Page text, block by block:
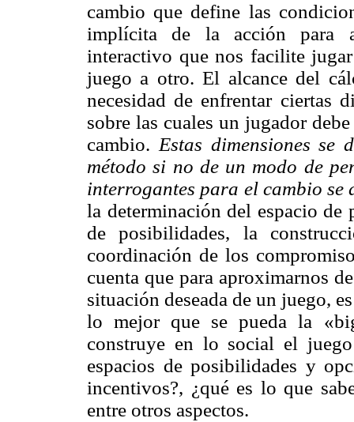
cambio que define las
implícita de la acción para
interactivo que nos facilite
juego a otro. El alcance del
necesidad de enfrentar ciertas
sobre las cuales un jugador
cambio. Estas dimensiones se
método si no de un modo de
interrogantes para el cambio
la determinación del espacio
de posibilidades, la
coordinación de los
cuenta que para aproximarnos
situación deseada de un juego,
lo mejor que se pueda la «
construye en lo social el
espacios de posibilidades y
incentivos?, ¿qué es lo que
entre otros aspectos.